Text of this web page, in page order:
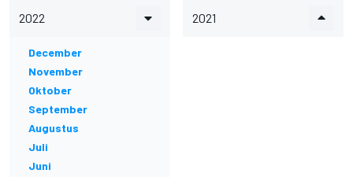
2022
December
November
Oktober
September
Augustus
Juli
Juni
2021